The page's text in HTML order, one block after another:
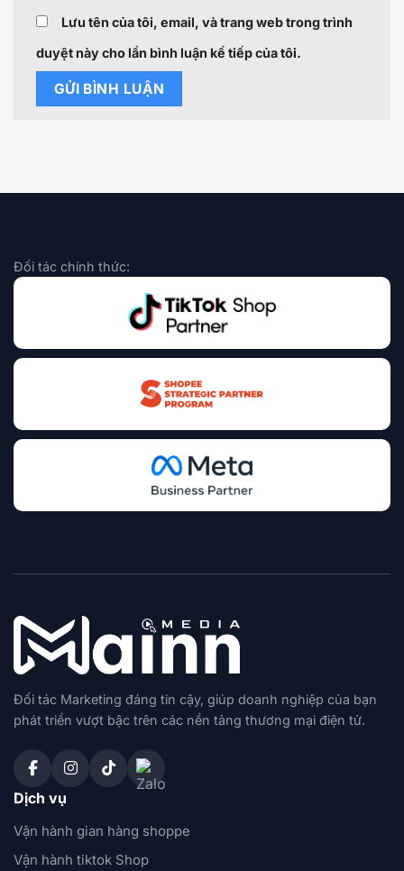
Lưu tên của tôi, email, và trang web trong trình
duyệt này cho lần bình luận kế tiếp của tôi.
Đối tác chính thức:
Đối tác Marketing đáng tin cậy, giúp doanh nghiệp của bạn
phát triển vượt bậc trên các nền tảng thương mại điện tử.
Dịch vụ
Vận hành gian hàng shoppe
Vận hành tiktok Shop